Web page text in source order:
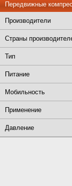
Передвижные
Производители
Страны
Тип
Питание
Мобильность
Применение
Давление